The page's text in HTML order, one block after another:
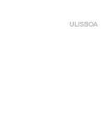
ULISBOA